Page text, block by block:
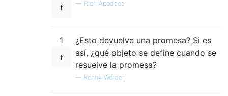
— Rich Apodaca
1
¿Esto devuelve una promesa? Si es
así, ¿qué objeto se define cuando se
resuelve la promesa?
— Kenny Worden